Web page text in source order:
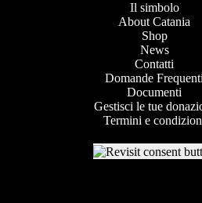
Il simbolo
About Catania
Shop
News
Contatti
Domande Frequenti
Documenti
Gestisci le tue
Termini e